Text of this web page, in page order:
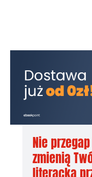
Nie
zmienią